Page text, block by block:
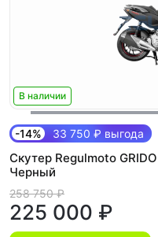
В наличии
-14% 33 750 ₽ выгода
Скутер Regulmoto
Черный
258 750 ₽
225 000 ₽